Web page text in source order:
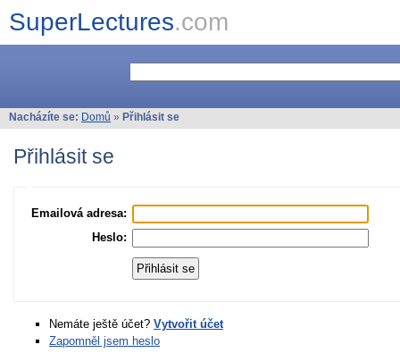
SuperLectures.com
Nacházíte se: Domů » Přihlásit se
Přihlásit se
Emailová adresa:
Heslo:
Nemáte ještě účet? Vytvořit účet
Zapomněl jsem heslo